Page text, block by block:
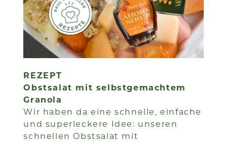
REZEPT
Obstsalat mit selbstgemachtem
Granola
Wir haben da eine schnelle, einfache
und superleckere Idee: unseren
schnellen Obstsalat mit